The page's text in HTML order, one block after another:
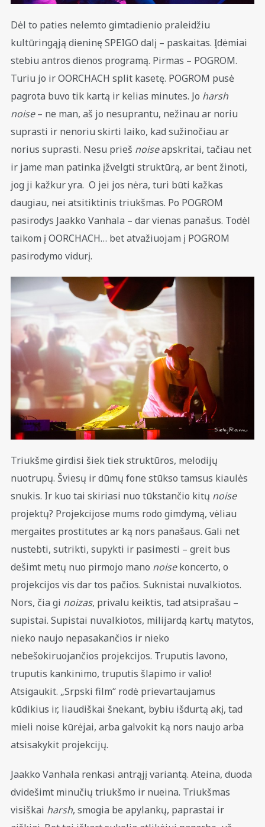
Dėl to paties nelemto gimtadienio praleidžiu
kultūringąją dieninę SPEIGO dalį – paskaitas. Įdėmiai
stebiu antros dienos programą. Pirmas – POGROM.
Turiu jo ir OORCHACH split kasetę. POGROM pusė
pagrota buvo tik kartą ir kelias minutes. Jo harsh
noise– ne man, aš jo nesuprantu, nežinau ar noriu
suprasti ir nenoriu skirti laiko, kad sužinočiau ar
norius suprasti. Nesu prieš noiseapskritai, tačiau net
ir jame man patinka įžvelgti struktūrą, ar bent žinoti,
jog ji kažkur yra. O jei jos nėra, turi būti kažkas
daugiau, nei atsitiktinis triukšmas. Po POGROM
pasirodys Jaakko Vanhala – dar vienas panašus. Todėl
taikom į OORCHACH… bet atvažiuojam į POGROM
pasirodymo vidurį.
Triukšme girdisi šiek tiek struktūros, melodijų
nuotrupų. Šviesų ir dūmų fone stūkso tamsus kiaulės
snukis. Ir kuo tai skiriasi nuo tūkstančio kitų noise
projektų? Projekcijose mums rodo gimdymą, vėliau
mergaites prostitutes ar ką nors panašaus. Gali net
nustebti, sutrikti, supykti ir pasimesti – greit bus
dešimt metų nuo pirmojo mano noisekoncerto, o
projekcijos vis dar tos pačios. Suknistai nuvalkiotos.
Nors, čia gi noizas, privalu keiktis, tad atsiprašau –
supistai. Supistai nuvalkiotos, milijardą kartų matytos,
nieko naujo nepasakančios ir nieko
nebešokiruojančios projekcijos. Truputis lavono,
truputis kankinimo, truputis šlapimo ir valio!
Atsigaukit. „Srpski film“ rodė prievartaujamus
kūdikius ir, liaudiškai šnekant, bybiu išdurtą akį, tad
mieli noise kūrėjai, arba galvokit ką nors naujo arba
atsisakykit projekcijų.
Jaakko Vanhala renkasi antrąjį variantą. Ateina, duoda
dvidešimt minučių triukšmo ir nueina. Triukšmas
visiškai harsh, smogia be apylankų, paprastai ir